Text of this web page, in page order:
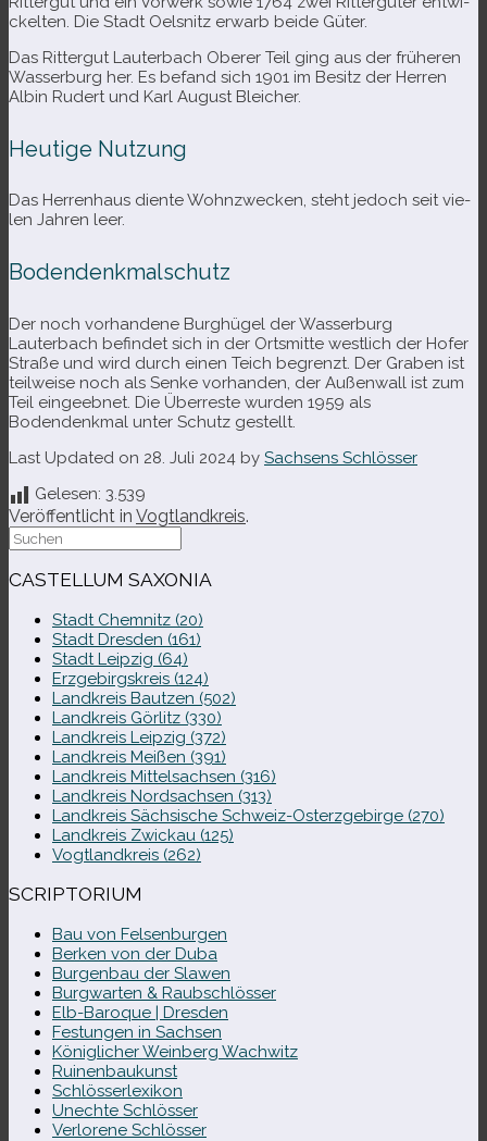
ckel­ten. Die Stadt Oelsnitz erwarb beide Güter.
Das Rittergut Lauterbach Oberer Teil ging aus der frü­he­ren
Wasserburg her. Es befand sich 1901 im Besitz der Herren
Albin Rudert und Karl August Bleicher.
Heutige Nutzung
Das Herrenhaus diente Wohnzwecken, steht jedoch seit vie­
len Jahren leer.
Bodendenkmalschutz
Der noch vor­han­dene Burghügel der Wasserburg
Lauterbach befin­det sich in der Ortsmitte west­lich der Hofer
Straße und wird durch einen Teich begrenzt. Der Graben ist
teil­weise noch als Senke vor­han­den, der Außenwall ist zum
Teil ein­ge­eb­net. Die Überreste wur­den 1959 als
Bodendenkmal unter Schutz gestellt.
Last Updated on 28. Juli 2024 by Sachsens Schlösser
Gelesen: 3.539
Veröffentlicht in Vogtlandkreis.
Suche
nach:
CASTELLUM SAXONIA
Stadt Chemnitz (20)
Stadt Dresden (161)
Stadt Leipzig (64)
Erzgebirgskreis (124)
Landkreis Bautzen (502)
Landkreis Görlitz (330)
Landkreis Leipzig (372)
Landkreis Meißen (391)
Landkreis Mittelsachsen (316)
Landkreis Nordsachsen (313)
Landkreis Sächsische Schweiz-​Osterzgebirge (270)
Landkreis Zwickau (125)
Vogtlandkreis (262)
SCRIPTORIUM
Bau von Felsenburgen
Berken von der Duba
Burgenbau der Slawen
Burgwarten & Raubschlösser
Elb-​Baroque | Dresden
Festungen in Sachsen
Königlicher Weinberg Wachwitz
Ruinenbaukunst
Schlösserlexikon
Unechte Schlösser
Verlorene Schlösser